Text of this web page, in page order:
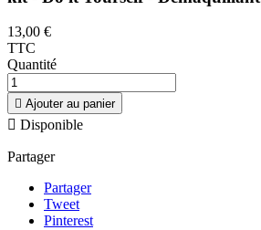
13,00 €
TTC
Quantité
 Ajouter au panier
 Disponible
Partager
Partager
Tweet
Pinterest